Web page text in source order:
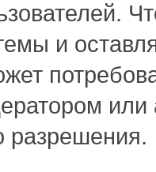
и
разрешения.